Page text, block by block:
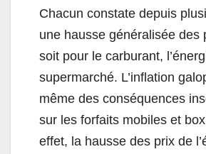
Chacun constate depuis
une hausse généralisée des
soit pour le carburant,
supermarché. L’inflation
même des conséquences
sur les forfaits mobiles et
effet, la hausse des prix de